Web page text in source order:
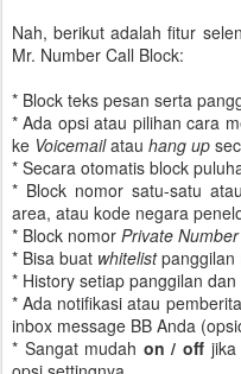
Nah, berikut adalah fitur
Mr. Number Call Block:
* Block teks pesan serta
* Ada opsi atau pilihan cara
ke Voicemailatau hang up
* Secara otomatis block
* Block nomor satu-satu
area, atau kode negara
* Block nomor Private Number
* Bisa buat whitelistpanggilan
* History setiap panggilan
* Ada notifikasi atau
inbox message BB Anda
* Sangat mudah on / off